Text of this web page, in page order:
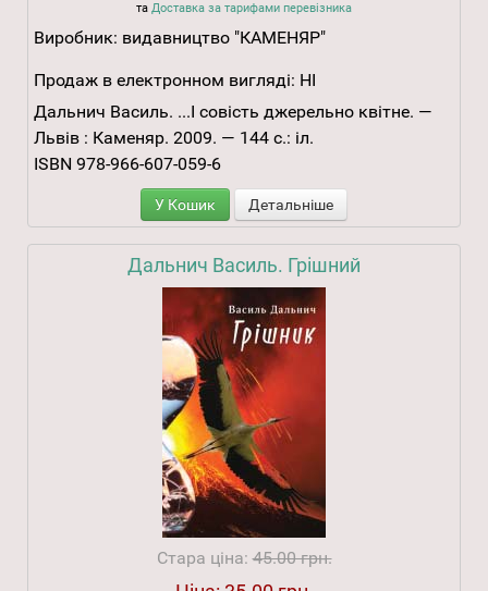
та Доставка за тарифами перевізника
Виробник: видавництво "КАМЕНЯР"
Продаж в електронном вигляді: НІ
Дальнич Василь. ...І совість джерельно квітне. —
Львів : Каменяр. 2009. — 144 с.: іл.
ISBN 978-966-607-059-6
У Кошик Детальніше
Дальнич Василь. Грішний
Стара ціна:45.00 грн.